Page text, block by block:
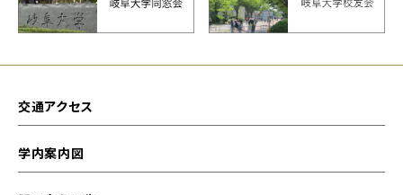
交通アクセス
学内案内図